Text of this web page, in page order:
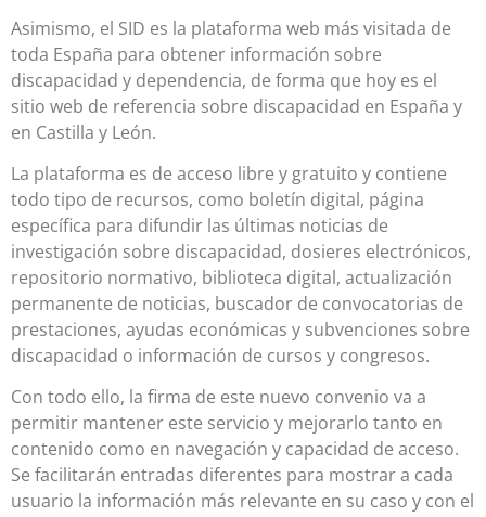
Asimismo, el SID es la plataforma web más visitada de
toda España para obtener información sobre
discapacidad y dependencia, de forma que hoy es el
sitio web de referencia sobre discapacidad en España y
en Castilla y León.
La plataforma es de acceso libre y gratuito y contiene
todo tipo de recursos, como boletín digital, página
específica para difundir las últimas noticias de
investigación sobre discapacidad, dosieres electrónicos,
repositorio normativo, biblioteca digital, actualización
permanente de noticias, buscador de convocatorias de
prestaciones, ayudas económicas y subvenciones sobre
discapacidad o información de cursos y congresos.
Con todo ello, la firma de este nuevo convenio va a
permitir mantener este servicio y mejorarlo tanto en
contenido como en navegación y capacidad de acceso.
Se facilitarán entradas diferentes para mostrar a cada
usuario la información más relevante en su caso y con el